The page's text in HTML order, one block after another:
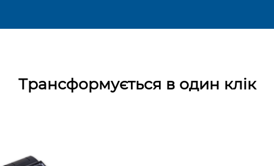
Трансформується в один клік